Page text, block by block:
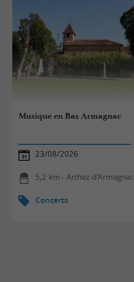
Musique en Bas Armagnac
23/08/2026
5,2 km - Arthez-d'Armagnac
Concerts